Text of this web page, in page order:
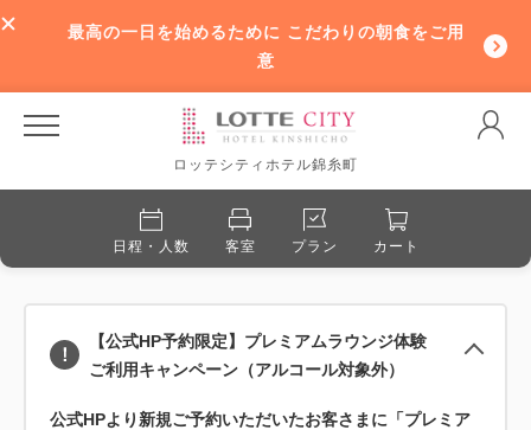
最高の一日を始めるために こだわりの朝食をご用
意
ロッテシティホテル錦糸町
日程・人数 客室 プラン カート
【公式HP予約限定】プレミアムラウンジ体験
ご利用キャンペーン（アルコール対象外）
公式HPより新規ご予約いただいたお客さまに「プレミア